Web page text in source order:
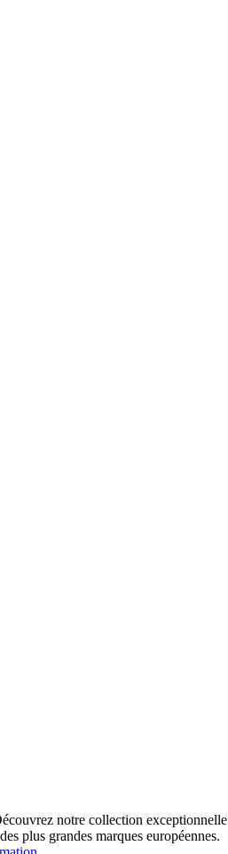
notre collection exceptionnelle
plus grandes marques européennes.